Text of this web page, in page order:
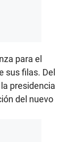
para el
sus filas. Del
presidencia
del nuevo